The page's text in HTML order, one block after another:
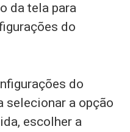
da tela para
do
do
selecionar a opção
escolher a